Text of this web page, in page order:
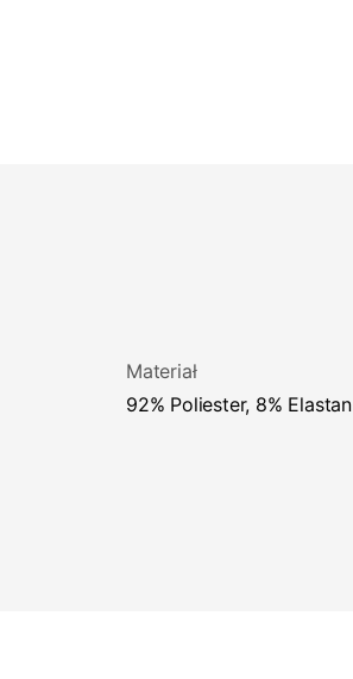
Materiał
92% Poliester, 8% Elastan